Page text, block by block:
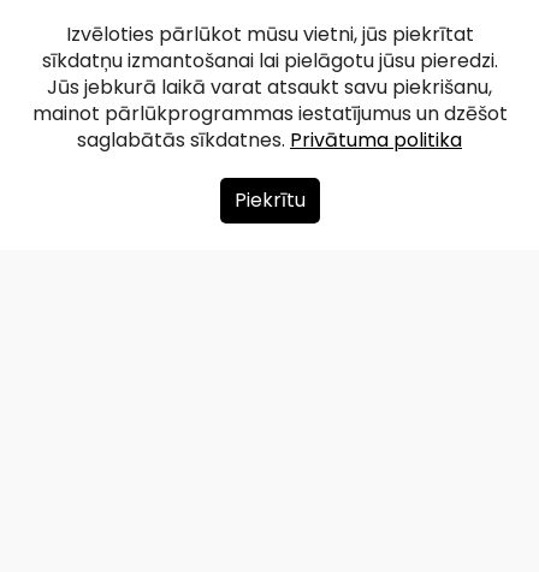
Par mums
Izvēloties pārlūkot mūsu vietni, jūs piekrītat
sīkdatņu izmantošanai lai pielāgotu jūsu pieredzi.
Jūs jebkurā laikā varat atsaukt savu piekrišanu,
mainot pārlūkprogrammas iestatījumus un dzēšot
saglabātās sīkdatnes. Privātuma politika
Piekrītu